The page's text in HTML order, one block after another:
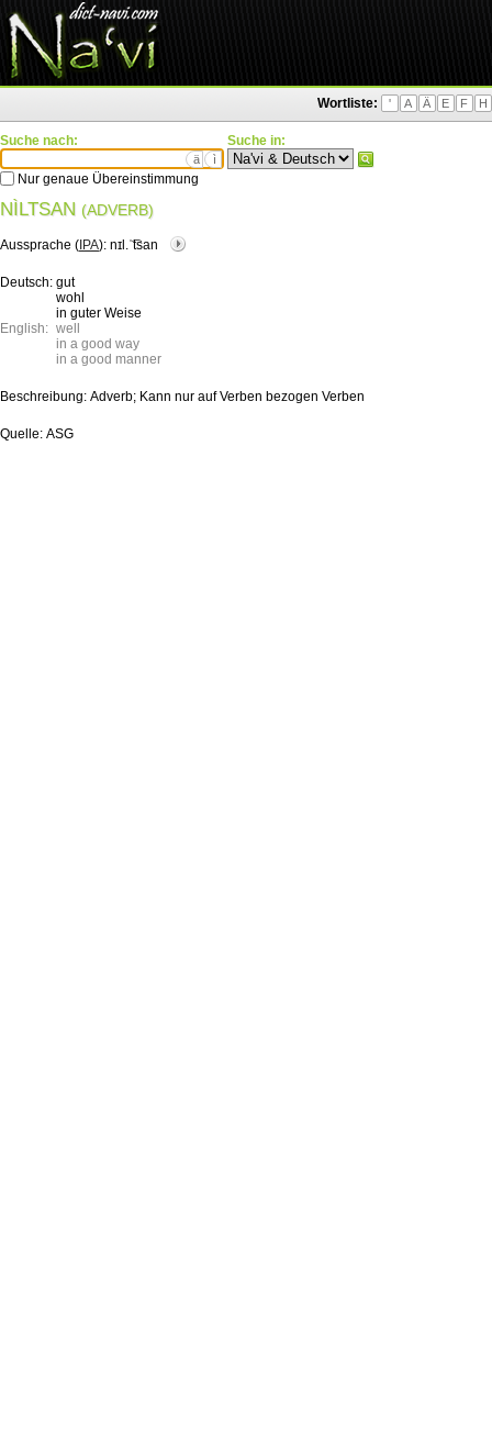
Wortliste: ' A Ä E F H
Suche nach:
ä ì
Nur genaue Übereinstimmung
Suche in:
NÌLTSAN (ADVERB)
Aussprache ( IPA): nɪl.ˈ͡tsan
Deutsch: gut
wohl
in guter Weise
English: well
in a good way
in a good manner
Beschreibung: Adverb; Kann nur auf Verben bezogen Verben
Quelle: ASG